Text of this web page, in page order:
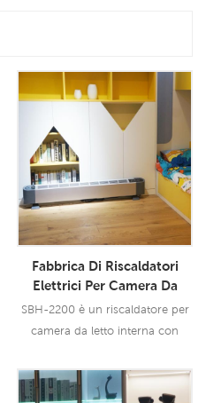
Fabbrica Di Riscaldatori
Elettrici Per Camera Da
Letto Riscaldatori Elettrici
Per Camera Da Letto In
SBH-2200 è un riscaldatore per
camera da letto interna con
uscita 2200 W, ha una
protezione di sicurezza multipla.